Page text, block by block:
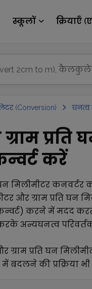
स्कूलों क्रियाएँ
(Conversion) घनत्व
ग्राम
करें
मिलीमीटरकनवर्टर
औरग्राम प्रति घन
करने में मदद
अन्यघनत्व
ग्राम प्रति घन
बदलने की प्रक्रिया